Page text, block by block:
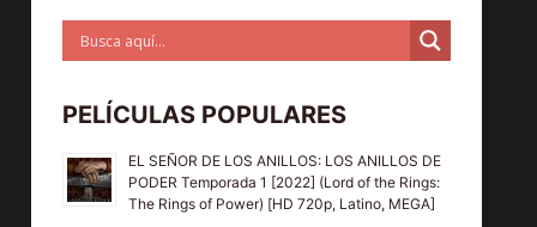
PELÍCULAS POPULARES
EL SEÑOR DE LOS ANILLOS: LOS ANILLOS DE
PODER Temporada 1 [2022] (Lord of the Rings:
The Rings of Power) [HD 720p, Latino, MEGA]